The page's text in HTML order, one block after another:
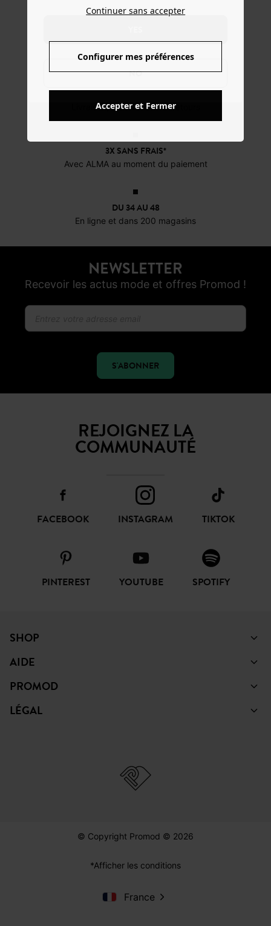
NO
OFFERTS EN MAGASIN !
Livraison, réservations et retours
3X SANS FRAIS*
Avec ALMA au moment du paiement
DU 34 AU 48
En ligne et dans 200 magasins
NEWSLETTER
Recevoir les actus mode et offres Promod !
S'ABONNER
REJOIGNEZ LA
COMMUNAUTÉ
FACEBOOK INSTAGRAM TIKTOK
PINTEREST YOUTUBE SPOTIFY
SHOP
AIDE
PROMOD
LÉGAL
© Copyright Promod © 2026
*Afficher les conditions
France
Continuer sans accepter
Configurer mes préférences
Accepter et Fermer